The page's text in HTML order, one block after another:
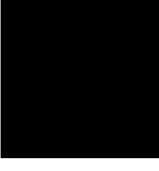
LIVE三立+24小時直播 15:27
0%